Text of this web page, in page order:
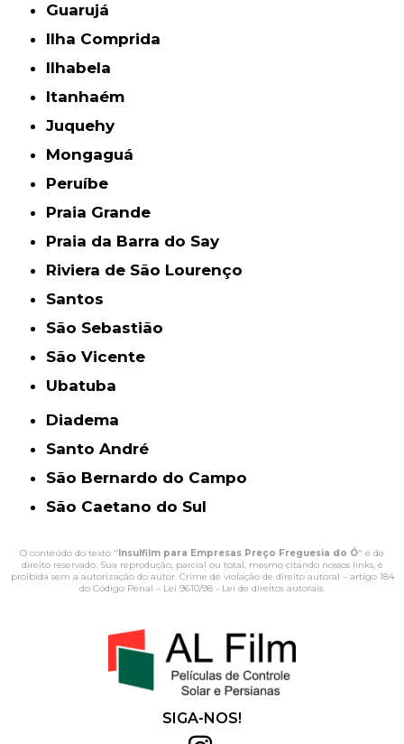
Guarujá
Ilha Comprida
Ilhabela
Itanhaém
Juquehy
Mongaguá
Peruíbe
Praia Grande
Praia da Barra do Say
Riviera de São Lourenço
Santos
São Sebastião
São Vicente
Ubatuba
Diadema
Santo André
São Bernardo do Campo
São Caetano do Sul
O conteúdo do texto " Insulfilm para Empresas Preço Freguesia do Ó" é de
direito reservado. Sua reprodução, parcial ou total, mesmo citando nossos links, é
proibida sem a autorização do autor. Crime de violação de direito autoral – artigo 184
do Código Penal – Lei 9610/98 - Lei de direitos autorais.
SIGA-NOS!